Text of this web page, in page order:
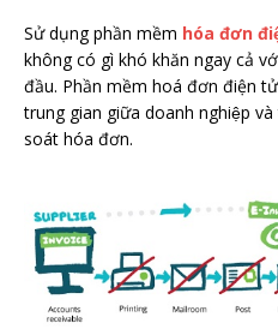
Sử dụng phần mềm hóa đơn
không có gì khó khăn ngay cả
đầu. Phần mềm hoá đơn điện
trung gian giữa doanh nghiệp
soát hóa đơn.